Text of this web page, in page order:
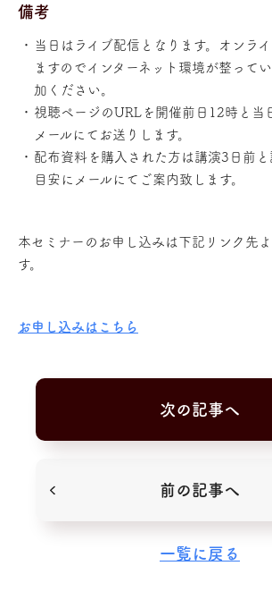
備考
当日はライブ配信となります。オンラ
ますのでインターネット環境が整って
加ください。
視聴ページのURLを開催前日12時と当
メールにてお送りします。
配布資料を購入された方は講演3日前
目安にメールにてご案内致します。
本セミナーのお申し込みは下記リンク先
す。
お申し込みはこちら
前の記事へ
次の記事へ
一覧に戻る